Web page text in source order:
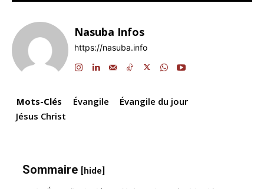
c
e
b
o
k
k
e
dI
n
at
s
A
p
e
gr
a
m
e
s
ai p ta
Nasuba Infos
https://nasuba.info
Mots-Clés Évangile
Évangile du jour
Jésus Christ
Sommaire [hide]